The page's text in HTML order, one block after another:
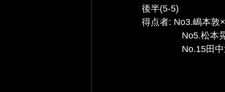
後半(5-5)
得点者: No3.嶋本敦
No5.
No.15